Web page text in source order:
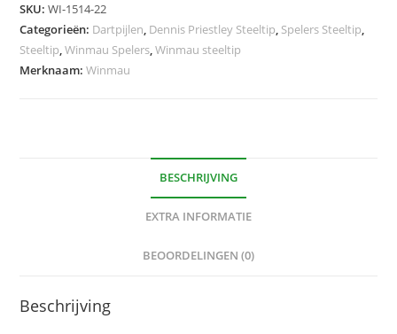
Zero
22g
hoeveelheid
SKU:WI-1514-22
Categorieën: Dartpijlen, Dennis Priestley Steeltip, Spelers Steeltip,
Steeltip,Winmau Spelers,Winmau steeltip
Merknaam:Winmau
BESCHRIJVING
EXTRA INFORMATIE
BEOORDELINGEN (0)
Beschrijving